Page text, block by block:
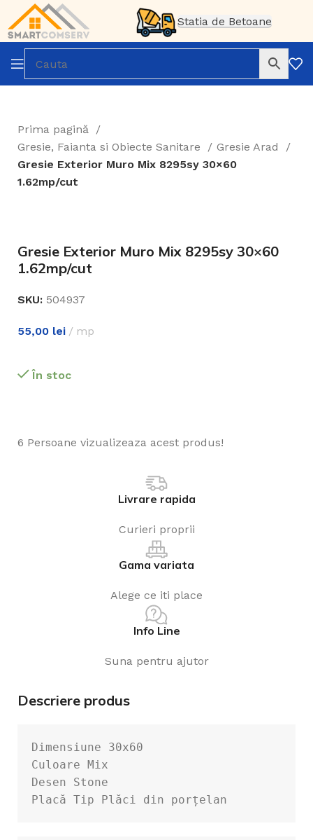
Statia de Betoane
Prima pagină
Gresie, Faianta si Obiecte Sanitare
Gresie Arad
Gresie Exterior Muro Mix 8295sy 30×60
1.62mp/cut
Gresie Exterior Muro Mix 8295sy 30×60
1.62mp/cut
SKU: 504937
55,00 lei mp
În stoc
6 Persoane vizualizeaza acest produs!
Livrare rapida
Curieri proprii
Gama variata
Alege ce iti place
Info Line
Suna pentru ajutor
Descriere produs
Dimensiune 30x60
Culoare Mix
Desen Stone
Placă Tip Plăci din porțelan